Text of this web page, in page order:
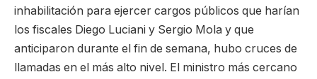
inhabilitación para ejercer cargos públicos que harían
los fiscales Diego Luciani y Sergio Mola y que
anticiparon durante el fin de semana, hubo cruces de
llamadas en el más alto nivel. El ministro más cercano